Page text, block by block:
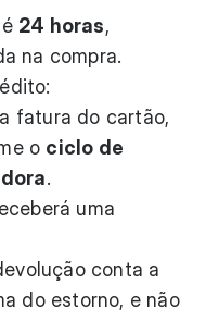
24 horas,
na compra.
fatura do cartão,
o ciclo de
.
uma
conta a
do estorno, e não